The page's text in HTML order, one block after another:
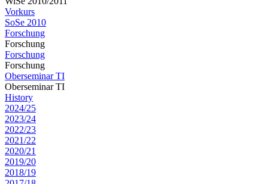
Vorkurs
SoSe 2010
Forschung
Forschung
Forschung
Forschung
Oberseminar TI
Oberseminar TI
History
2024/25
2023/24
2022/23
2021/22
2020/21
2019/20
2018/19